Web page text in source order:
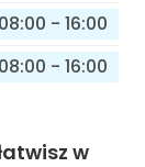
08:00 - 16:00
08:00 - 16:00
w